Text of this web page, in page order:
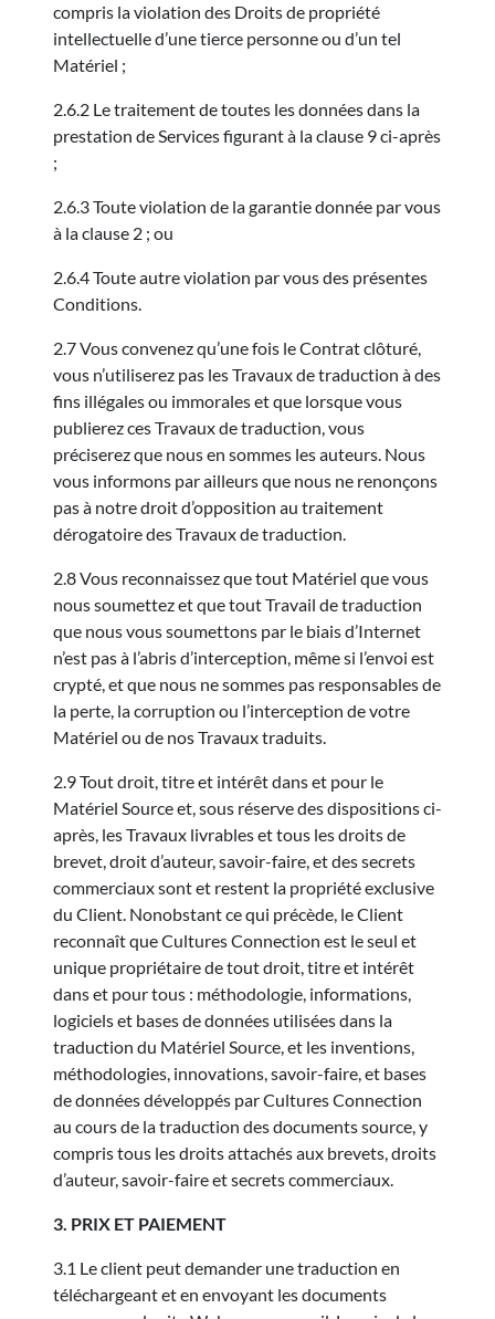
compris la violation des Droits de propriété
intellectuelle d’une tierce personne ou d’un tel
Matériel ;
2.6.2 Le traitement de toutes les données dans la
prestation de Services figurant à la clause 9 ci-après
;
2.6.3 Toute violation de la garantie donnée par vous
à la clause 2 ; ou
2.6.4 Toute autre violation par vous des présentes
Conditions.
2.7 Vous convenez qu’une fois le Contrat clôturé,
vous n’utiliserez pas les Travaux de traduction à des
fins illégales ou immorales et que lorsque vous
publierez ces Travaux de traduction, vous
préciserez que nous en sommes les auteurs. Nous
vous informons par ailleurs que nous ne renonçons
pas à notre droit d’opposition au traitement
dérogatoire des Travaux de traduction.
2.8 Vous reconnaissez que tout Matériel que vous
nous soumettez et que tout Travail de traduction
que nous vous soumettons par le biais d’Internet
n’est pas à l’abris d’interception, même si l’envoi est
crypté, et que nous ne sommes pas responsables de
la perte, la corruption ou l’interception de votre
Matériel ou de nos Travaux traduits.
2.9 Tout droit, titre et intérêt dans et pour le
Matériel Source et, sous réserve des dispositions ci-
après, les Travaux livrables et tous les droits de
brevet, droit d’auteur, savoir-faire, et des secrets
commerciaux sont et restent la propriété exclusive
du Client. Nonobstant ce qui précède, le Client
reconnaît que Cultures Connection est le seul et
unique propriétaire de tout droit, titre et intérêt
dans et pour tous : méthodologie, informations,
logiciels et bases de données utilisées dans la
traduction du Matériel Source, et les inventions,
méthodologies, innovations, savoir-faire, et bases
de données développés par Cultures Connection
au cours de la traduction des documents source, y
compris tous les droits attachés aux brevets, droits
d’auteur, savoir-faire et secrets commerciaux.
3. PRIX ET PAIEMENT
3.1 Le client peut demander une traduction en
téléchargeant et en envoyant les documents